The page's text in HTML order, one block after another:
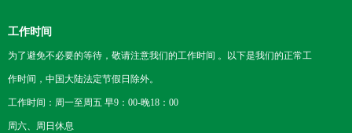
工作时间
为了避免不必要的等待，敬请注意我们的工作时间 。以下是我们的正常工
作时间，中国大陆法定节假日除外。
工作时间：周一至周五 早9：00-晚18：00
周六、周日休息